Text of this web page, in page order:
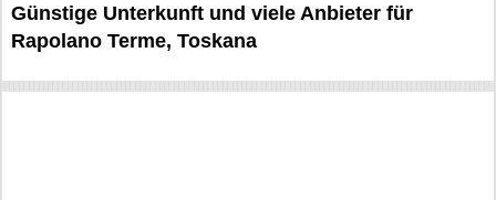
Günstige Unterkunft und viele Anbieter für
Rapolano Terme, Toskana